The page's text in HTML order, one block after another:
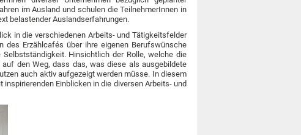
im Ausland und schulen die TeilnehmerInnen in
belastender Auslandserfahrungen.
in die verschiedenen Arbeits- und Tätigkeitsfelder
des Erzählcafés über ihre eigenen Berufswünsche
Hinsichtlich der Rolle, welche die
den Weg, dass das, was diese als ausgebildete
auch aktiv aufgezeigt werden müsse. In diesem
Einblicken in die diversen Arbeits- und